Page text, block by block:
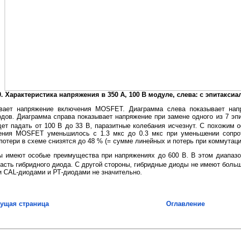
Характеристика напряжения в 350 А, 100 В модуле, слева: с
напряжение включения MOSFET. Диаграмма слева показывает
Диаграмма справа показывает напряжение при замене одного из 7
падать от 100 В до 33 В, паразитные колебания исчезнут. С
MOSFET уменьшилось с 1.3 мкс до 0.3 мкс при уменьшении
в схеме снизятся до 48 % (= сумме линейных и потерь при
имеют особые преимущества при напряжениях до 600 В. В этом
гибридного диода. С другой стороны, гибридные диоды не имеют
диодами и РТ-диодами не значительно.
страница Оглавление